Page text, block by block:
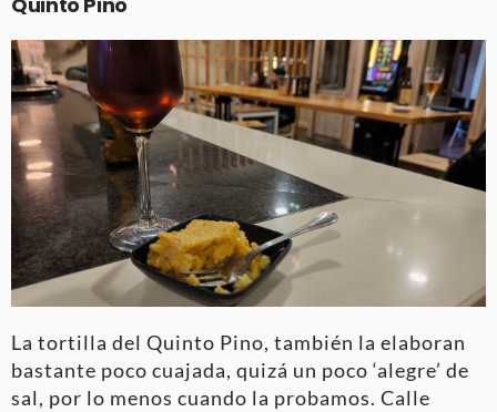
La tortilla del Quinto Pino, también la elaboran
bastante poco cuajada, quizá un poco ‘alegre’ de
sal, por lo menos cuando la probamos. Calle